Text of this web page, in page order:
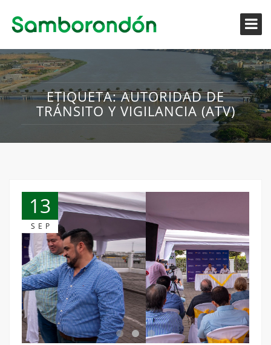
ETIQUETA:AUTORIDAD DE
TRÁNSITO Y VIGILANCIA (ATV)
13
SEP